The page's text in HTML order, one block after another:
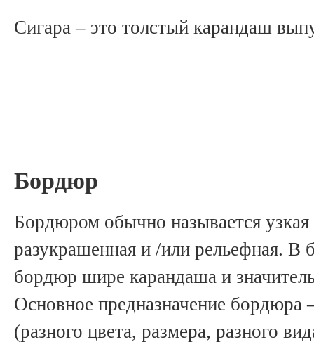
Сигара – это толстый карандаш
Бордюр
Бордюром обычно называется узкая
разукрашенная и /или рельефная. В
бордюр шире карандаша и
Основное предназначение бордюра
(разного цвета, размера, разного